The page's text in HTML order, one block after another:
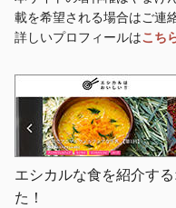
載を希望される場合はご連
詳しいプロフィールはこち
エシカルな食を紹介す
た！